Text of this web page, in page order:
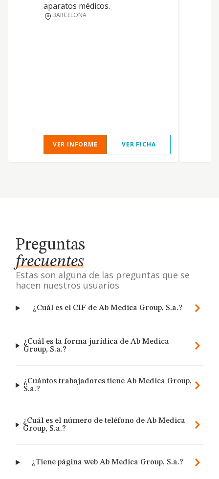
aparatos médicos.
BARCELONA
VER INFORME VER FICHA
Preguntas
frecuentes
Estas son alguna de las preguntas que se
hacen nuestros usuarios
¿Cuál es el CIF de Ab Medica Group, S.a.?
¿Cuál es la forma jurídica de Ab Medica
Group, S.a.?
¿Cuántos trabajadores tiene Ab Medica Group,
S.a.?
¿Cuál es el número de teléfono de Ab Medica
Group, S.a.?
¿Tiene página web Ab Medica Group, S.a.?